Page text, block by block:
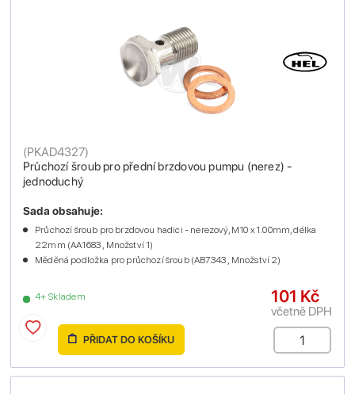
Průchozí šroub pro přední brzdovou pumpu (nerez) -
jednoduchý
(PKAD4327)
4+ Skladem
Sada obsahuje:
Průchozí šroub pro brzdovou hadici - nerezový, M10 x 1.00mm, délka
22mm (AA1683 , Množství 1)
Měděná podložka pro průchozí šroub (AB7343 , Množství 2)
101 Kč
včetně DPH
PŘIDAT DO KOŠÍKU